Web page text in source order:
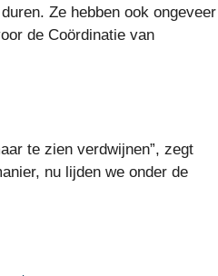
Ze hebben ook ongeveer
de Coördinatie van
te zien verdwijnen”, zegt
nu lijden we onder de